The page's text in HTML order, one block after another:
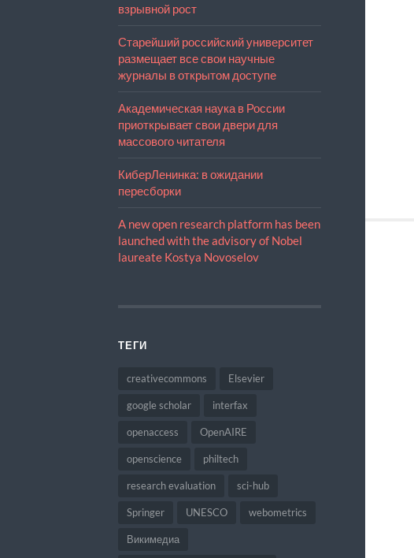
взрывной рост
Старейший российский университет
размещает все свои научные
журналы в открытом доступе
Академическая наука в России
приоткрывает свои двери для
массового читателя
КиберЛенинка: в ожидании
пересборки
A new open research platform has been
launched with the advisory of Nobel
laureate Kostya Novoselov
ТЕГИ
creativecommons Elsevier
google scholar interfax
openaccess OpenAIRE
openscience philtech
research evaluation sci-hub
Springer UNESCO webometrics
Викимедиа